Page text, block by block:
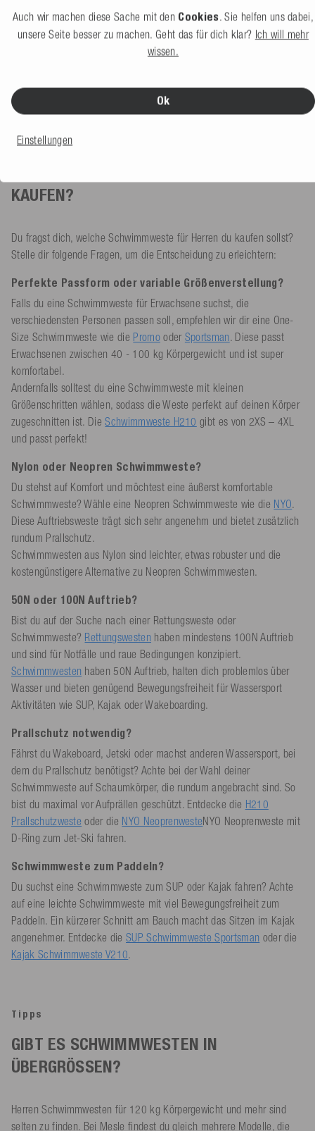
Weitere Farben
Nicht verfügbar
Guide
KAUFEN?
Du fragst dich, welche Schwimmweste für Herren du kaufen sollst?
Stelle dir folgende Fragen, um die Entscheidung zu erleichtern:
Perfekte Passform oder variable Größenverstellung?
Falls du eine Schwimmweste für Erwachsene suchst, die
verschiedensten Personen passen soll, empfehlen wir dir eine One-
Size Schwimmweste wie die Promooder Sportsman. Diese passt
Erwachsenen zwischen 40 - 100 kg Körpergewicht und ist super
komfortabel.
Andernfalls solltest du eine Schwimmweste mit kleinen
Größenschritten wählen, sodass die Weste perfekt auf deinen Körper
zugeschnitten ist. DieSchwimmweste H210 gibt es von 2XS – 4XL
und passt perfekt!
Nylon oder Neopren Schwimmweste?
Du stehst auf Komfort und möchtest eine äußerst komfortable
Schwimmweste? Wähle eine Neopren Schwimmweste wie die NYO.
Diese Auftriebsweste trägt sich sehr angenehm und bietet zusätzlich
rundum Prallschutz.
Schwimmwesten aus Nylon sind leichter, etwas robuster und die
kostengünstigere Alternative zu Neopren Schwimmwesten.
50N oder 100N Auftrieb?
Bist du auf der Suche nach einer Rettungsweste oder
Schwimmweste? Rettungswesten haben mindestens 100N Auftrieb
und sind für Notfälle und raue Bedingungen konzipiert.
Schwimmwesten haben 50N Auftrieb, halten dich problemlos über
Wasser und bieten genügend Bewegungsfreiheit für Wassersport
Aktivitäten wie SUP, Kajak oder Wakeboarding.
Prallschutz notwendig?
Fährst du Wakeboard, Jetski oder machst anderen Wassersport, bei
dem du Prallschutz benötigst? Achte bei der Wahl deiner
Schwimmweste auf Schaumkörper, die rundum angebracht sind. So
bist du maximal vor Aufprällen geschützt. Entdecke die H210
Prallschutzweste oder die NYO NeoprenwesteNYO Neoprenweste mit
D-Ring zum Jet-Ski fahren.
Schwimmweste zum Paddeln?
Du suchst eine Schwimmweste zum SUP oder Kajak fahren? Achte
auf eine leichte Schwimmweste mit viel Bewegungsfreiheit zum
Paddeln. Ein kürzerer Schnitt am Bauch macht das Sitzen im Kajak
angenehmer. Entdecke dieSUP Schwimmweste Sportsman oder die
Kajak Schwimmweste V210.
Tipps
GIBT ES SCHWIMMWESTEN IN
ÜBERGRÖSSEN?
Herren Schwimmwesten für 120 kg Körpergewicht und mehr sind
selten zu finden. Bei Mesle findest du gleich mehrere Modelle, die
Auch wir machen diese Sache mit den Cookies. Sie helfen uns dabei,
unsere Seite besser zu machen. Geht das für dich klar? Ich will mehr
wissen.
Ok
Einstellungen